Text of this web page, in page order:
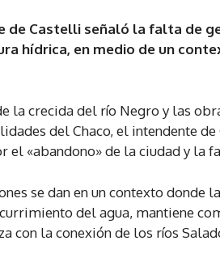
de Castelli señaló la falta de
hídrica, en medio de un
la crecida del río Negro y las
del Chaco, el intendente
el «abandono» de la ciudad y la
se dan en un contexto donde
del agua, mantiene
con la conexión de los ríos